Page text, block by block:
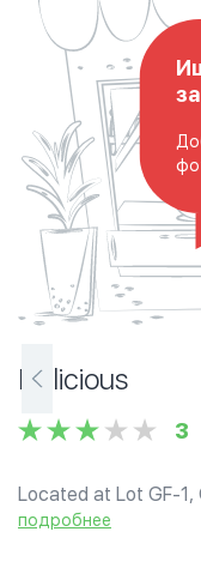
Delicious
3
Located at Lot GF-1,
Delicious started as
подробнее